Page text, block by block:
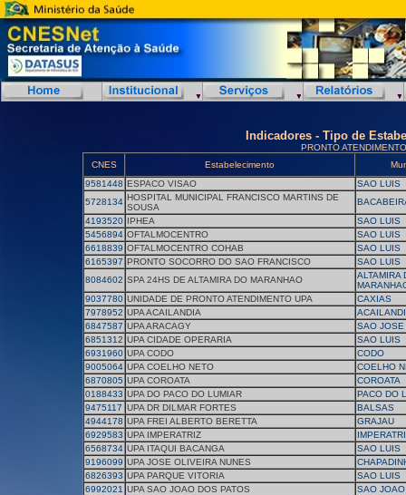
Indicadores - Tipo de
PRONTO ATENDIMENTO
CNES
Estabelecimento
9581448 ESPACO VISAO
SAO LUIS
5728134 HOSPITAL MUNICIPAL FRANCISCO MARTINS DE
SOUSA
4193520 IPHEA
SAO LUIS
5456894 OFTALMOCENTRO
SAO LUIS
6618839 OFTALMOCENTRO COHAB
SAO LUIS
6165397 PRONTO SOCORRO DO SAO FRANCISCO
SAO LUIS
8084602 SPA 24HS DE ALTAMIRA DO MARANHAO
ALTAMIRA
9037780 UNIDADE DE PRONTO ATENDIMENTO UPA
CAXIAS
7978952 UPA ACAILANDIA
6847587 UPA ARACAGY
SAO JOSE
6851312 UPA CIDADE OPERARIA
SAO LUIS
6931960 UPA CODO
CODO
9005064 UPA COELHO NETO
COELHO
6870805 UPA COROATA
COROATA
0188433 UPA DO PACO DO LUMIAR
PACO DO
9475117 UPA DR DILMAR FORTES
BALSAS
4944178 UPA FREI ALBERTO BERETTA
GRAJAU
6929583 UPA IMPERATRIZ
6568734 UPA ITAQUI BACANGA
SAO LUIS
9196099 UPA JOSE OLIVEIRA NUNES
6826393 UPA PARQUE VITORIA
SAO LUIS
6992021 UPA SAO JOAO DOS PATOS
SAO